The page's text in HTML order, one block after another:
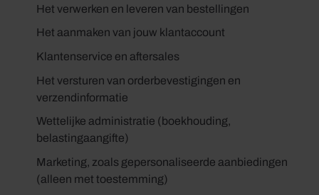
Het verwerken en leveren van bestellingen
Het aanmaken van jouw klantaccount
Klantenservice en aftersales
Het versturen van orderbevestigingen en
verzendinformatie
Wettelijke administratie (boekhouding,
belastingaangifte)
Marketing, zoals gepersonaliseerde aanbiedingen
(alleen met toestemming)